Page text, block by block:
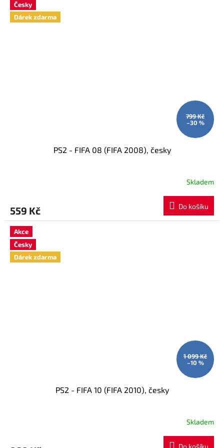
Česky
Dárek zdarma
799 Kč
–30 %
PS2 - FIFA 08 (FIFA 2008), česky
Skladem
559 Kč Do košíku
Akce
Česky
Dárek zdarma
1 099 Kč
–10 %
PS2 - FIFA 10 (FIFA 2010), česky
Skladem
Do košíku